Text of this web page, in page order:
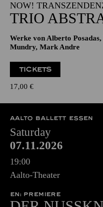
NOW!
TRIO
Werke von Alberto
Mundry, Mark Andre
TICKETS
17,00 €
AALTO BALLETT ESSEN
Saturday
07.11.2026
19:00
Aalto-Theater
EN: PREMIERE